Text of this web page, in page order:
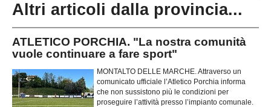
Altri articoli dalla provincia...
ATLETICO PORCHIA. "La nostra comunità
vuole continuare a fare sport"
MONTALTO DELLE MARCHE. Attraverso un
comunicato ufficiale l’Atletico Porchia informa
che non sussistono più le condizioni per
proseguire l’attività presso l’impianto comunale.